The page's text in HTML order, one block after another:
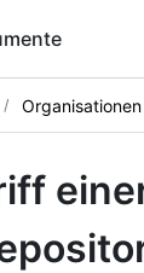
Organisationen